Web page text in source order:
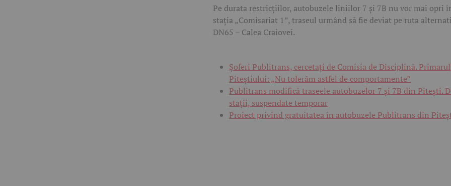
Pe durata restricțiilor, autobuzele liniilor 7 și 7B nu vor mai opri
stația „Comisariat 1”, traseul urmând să fie deviat pe ruta
DN65 – Calea Craiovei.
Șoferi Publitrans, cercetați de Comisia de Disciplină. Primarul
Piteștiului: „Nu tolerăm astfel de comportamente”
Publitrans modifică traseele autobuzelor 7 și 7B din Pitești.
stații, suspendate temporar
Proiect privind gratuitatea în autobuzele Publitrans din